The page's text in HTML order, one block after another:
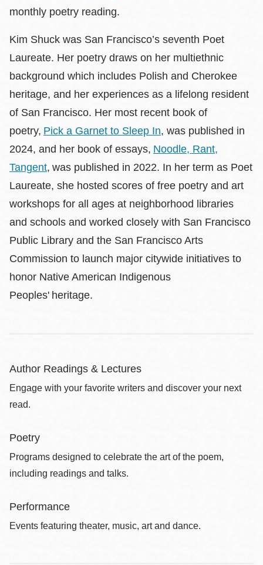
monthly poetry reading.
Kim Shuck was San Francisco’s seventh Poet
Laureate. Her poetry draws on her multiethnic
background which includes Polish and Cherokee
heritage, and her experiences as a lifelong resident
of San Francisco. Her most recent book of
poetry, Pick a Garnet to Sleep In, was published in
2024, and her book of essays, Noodle, Rant,
Tangent, was published in 2022. In her term as Poet
Laureate, she hosted scores of free poetry and art
workshops for all ages at neighborhood libraries
and schools and worked closely with San Francisco
Public Library and the San Francisco Arts
Commission to launch major citywide initiatives to
honor Native American Indigenous
Peoples' heritage.
Author Readings & Lectures
Engage with your favorite writers and discover your next
read.
Poetry
Programs designed to celebrate the art of the poem,
including readings and talks.
Performance
Events featuring theater, music, art and dance.